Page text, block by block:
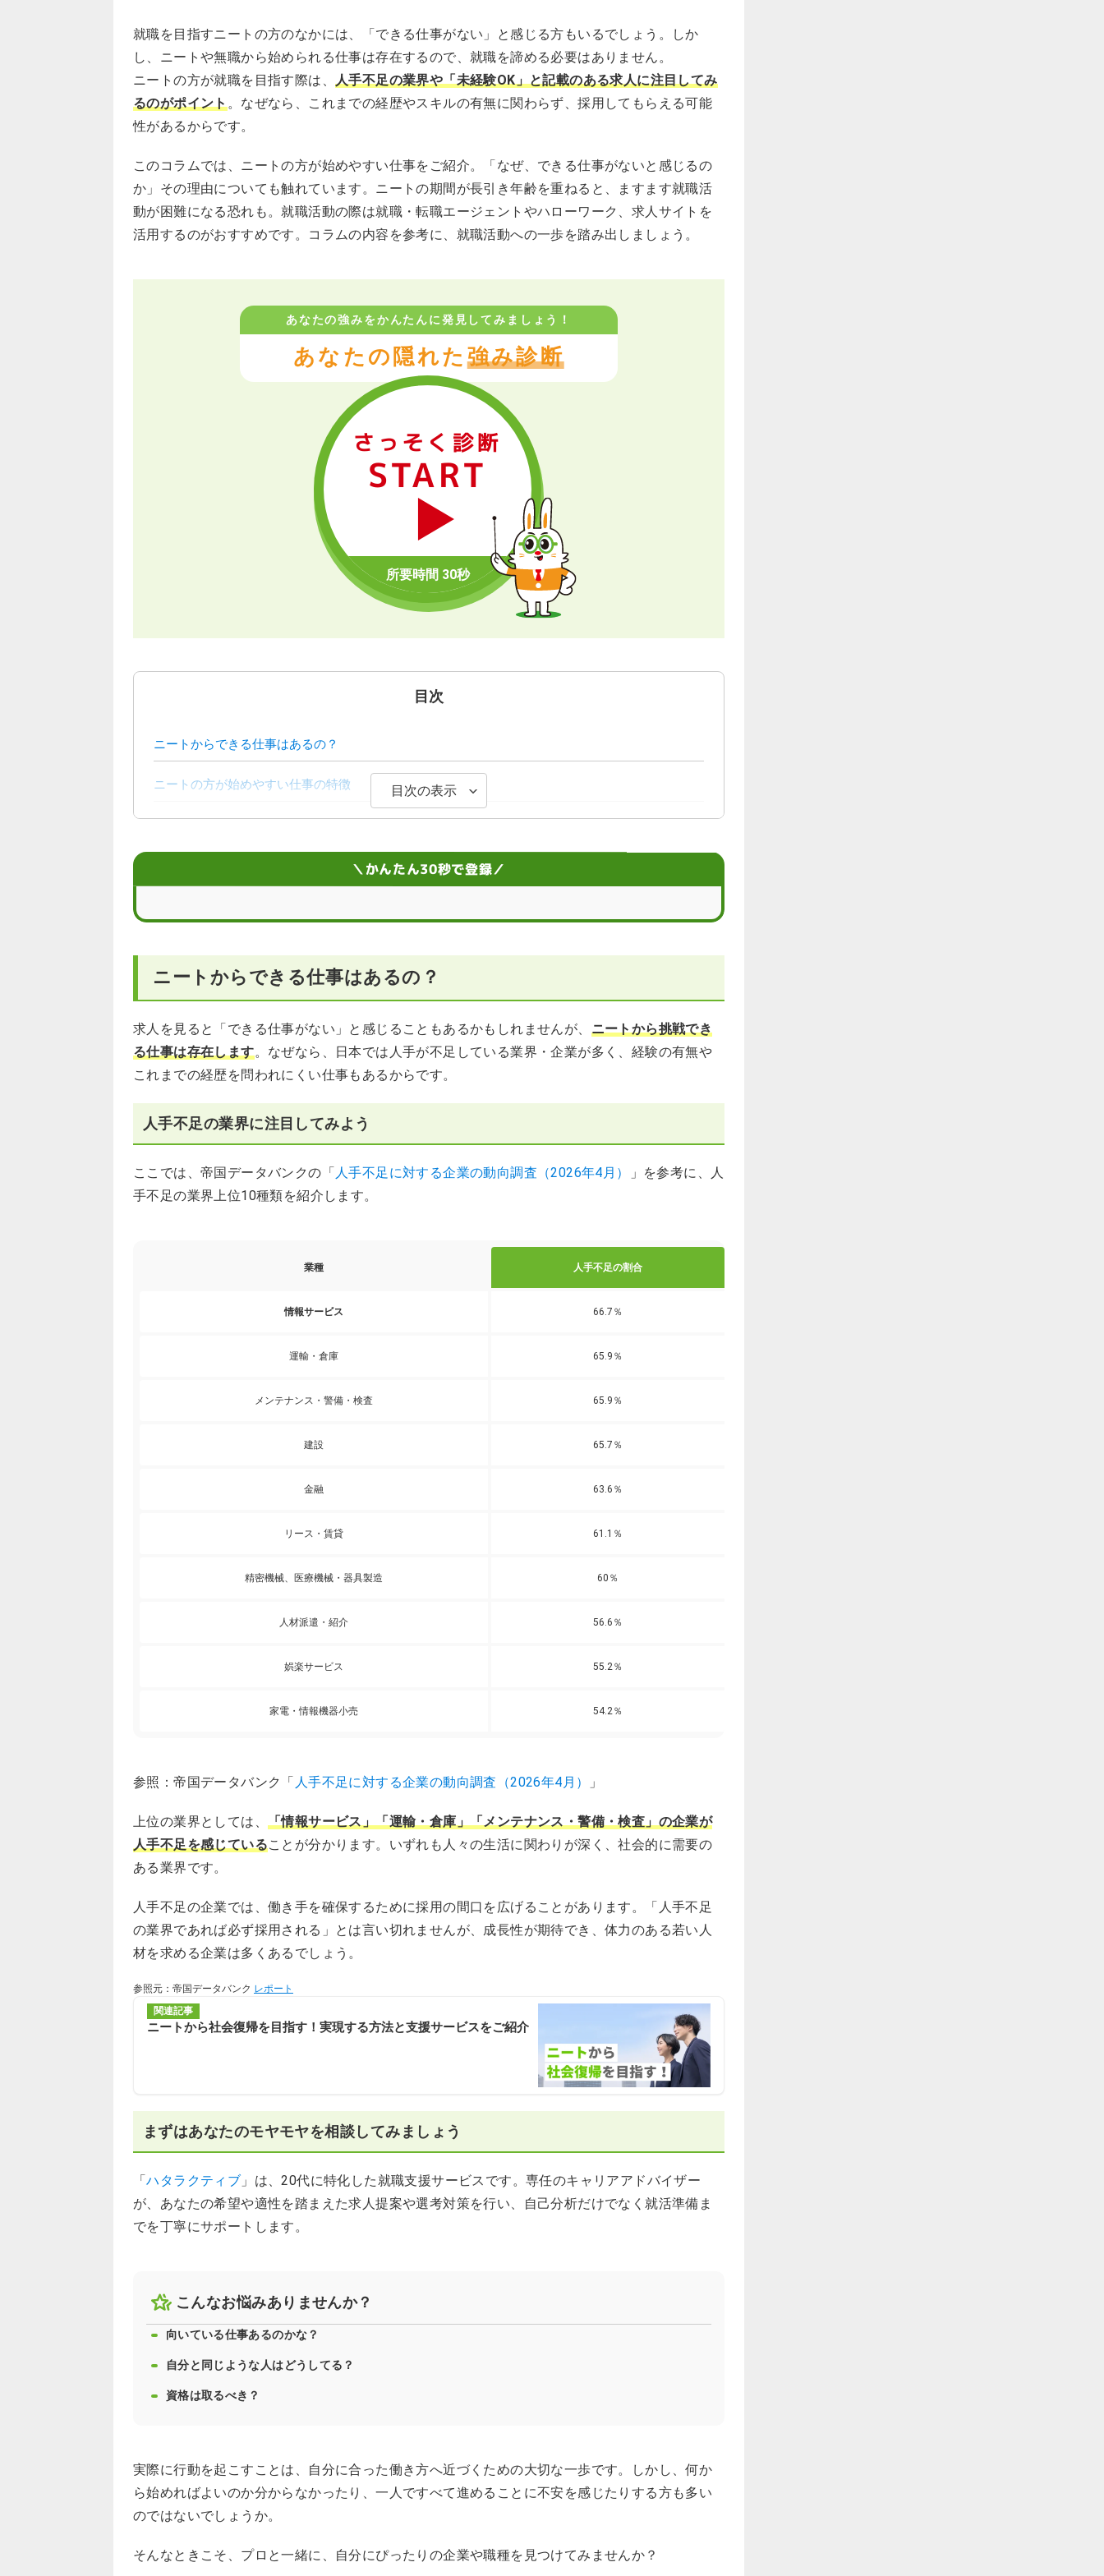
就職を目指すニートの方のなかには、「できる仕事がない」と感じる方もいるでしょう。しか
し、ニートや無職から始められる仕事は存在するので、就職を諦める必要はありません。
ニートの方が就職を目指す際は、 人手不足の業界や「未経験OK」と記載のある求人に注目してみ
るのがポイント。なぜなら、これまでの経歴やスキルの有無に関わらず、採用してもらえる可能
性があるからです。
このコラムでは、ニートの方が始めやすい仕事をご紹介。「なぜ、できる仕事がないと感じるの
か」その理由についても触れています。ニートの期間が長引き年齢を重ねると、ますます就職活
動が困難になる恐れも。就職活動の際は就職・転職エージェントやハローワーク、求人サイトを
活用するのがおすすめです。コラムの内容を参考に、就職活動への一歩を踏み出しましょう。
あなたの強みをかんたんに発見してみましょう！
あなたの隠れた強み診断
さっそく診断
START
目次
ニートからできる仕事はあるの？
ニートの方が始めやすい仕事の特徴
ニートの方が「できる仕事がない」と感じるのはなぜ？
働き始めてから「仕事がつらい」と感じたときはどうする？
ニートからの就職に関するよくある質問
目次の表示
＼かんたん30秒で登録／
ニートからできる仕事はあるの？
求人を見ると「できる仕事がない」と感じることもあるかもしれませんが、 ニートから挑戦でき
る仕事は存在します。なぜなら、日本では人手が不足している業界・企業が多く、経験の有無や
これまでの経歴を問われにくい仕事もあるからです。
人手不足の業界に注目してみよう
ここでは、帝国データバンクの「人手不足に対する企業の動向調査（2026年4月）
」を参考に、人
手不足の業界上位10種類を紹介します。
業種 人手不足の割合
情報サービス 66.7％
運輸・倉庫 65.9％
メンテナンス・警備・検査 65.9％
建設 65.7％
金融 63.6％
リース・賃貸 61.1％
精密機械、医療機械・器具製造 60％
人材派遣・紹介 56.6％
娯楽サービス 55.2％
家電・情報機器小売 54.2％
参照：帝国データバンク「 人手不足に対する企業の動向調査（2026年4月） 」
上位の業界としては、 「情報サービス」「運輸・倉庫」「メンテナンス・警備・検査」の企業が
人手不足を感じていることが分かります。いずれも人々の生活に関わりが深く、社会的に需要の
ある業界です。
人手不足の企業では、働き手を確保するために採用の間口を広げることがあります。「人手不足
の業界であれば必ず採用される」とは言い切れませんが、成長性が期待でき、体力のある若い人
材を求める企業は多くあるでしょう。
参照元：帝国データバンク レポート
関連記事
ニートから社会復帰を目指す！実現する方法と支援サービスをご紹介
まずはあなたのモヤモヤを相談してみましょう
「ハタラクティブ 」は、20代に特化した就職支援サービスです。専任のキャリアアドバイザー
が、あなたの希望や適性を踏まえた求人提案や選考対策を行い、自己分析だけでなく就活準備ま
でを丁寧にサポートします。
こんなお悩みありませんか？
向いている仕事あるのかな？
自分と同じような人はどうしてる？
資格は取るべき？
実際に行動を起こすことは、自分に合った働き方へ近づくための大切な一歩です。しかし、何か
ら始めればよいのか分からなかったり、一人ですべて進めることに不安を感じたりする方も多い
のではないでしょうか。
そんなときこそ、プロと一緒に、自分にぴったりの企業や職種を見つけてみませんか？